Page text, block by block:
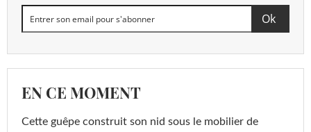
EN CE MOMENT
Cette guêpe construit son nid sous le mobilier de